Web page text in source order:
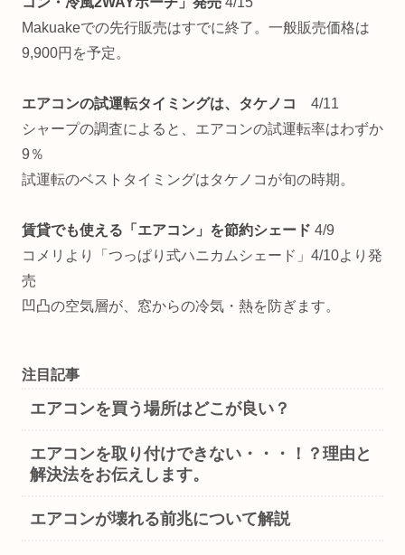
Makuakeでの先行販売はすでに終了。一般販売価格は
9,900円を予定。
エアコンの試運転タイミングは、タケノコ
4/11
シャープの調査によると、エアコンの試運転率はわずか
9％
試運転のベストタイミングはタケノコが旬の時期。
賃貸でも使える「エアコン」を節約シェード 4/9
コメリより「つっぱり式ハニカムシェード」4/10より発
売
凹凸の空気層が、窓からの冷気・熱を防ぎます。
注目記事
エアコンを買う場所はどこが良い？
エアコンを取り付けできない・・・！？理由と
解決法をお伝えします。
エアコンが壊れる前兆について解説